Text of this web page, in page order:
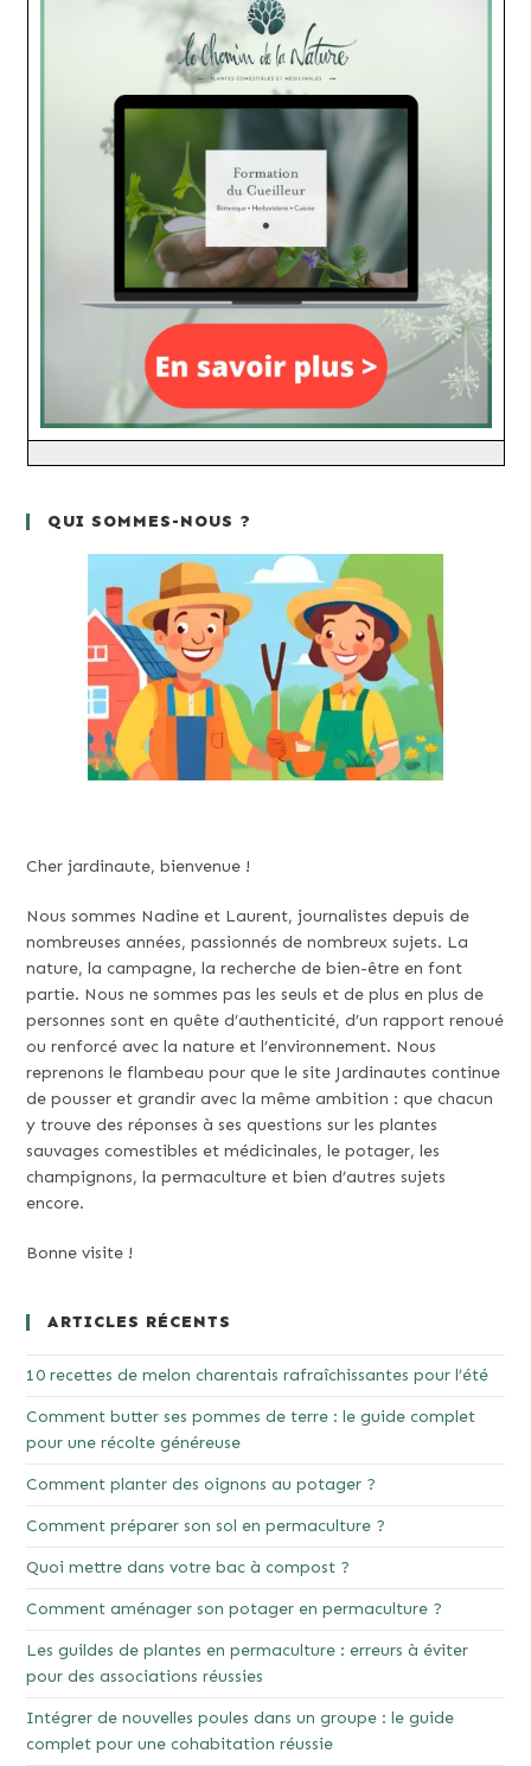
QUI SOMMES-NOUS ?
Cher jardinaute, bienvenue !
Nous sommes Nadine et Laurent, journalistes depuis de
nombreuses années, passionnés de nombreux sujets. La
nature, la campagne, la recherche de bien-être en font
partie. Nous ne sommes pas les seuls et de plus en plus de
personnes sont en quête d’authenticité, d’un rapport renoué
ou renforcé avec la nature et l’environnement. Nous
reprenons le flambeau pour que le site Jardinautes continue
de pousser et grandir avec la même ambition : que chacun
y trouve des réponses à ses questions sur les plantes
sauvages comestibles et médicinales, le potager, les
champignons, la permaculture et bien d’autres sujets
encore.
Bonne visite !
ARTICLES RÉCENTS
10 recettes de melon charentais rafraîchissantes pour l’été
Comment butter ses pommes de terre : le guide complet
pour une récolte généreuse
Comment planter des oignons au potager ?
Comment préparer son sol en permaculture ?
Quoi mettre dans votre bac à compost ?
Comment aménager son potager en permaculture ?
Les guildes de plantes en permaculture : erreurs à éviter
pour des associations réussies
Intégrer de nouvelles poules dans un groupe : le guide
complet pour une cohabitation réussie